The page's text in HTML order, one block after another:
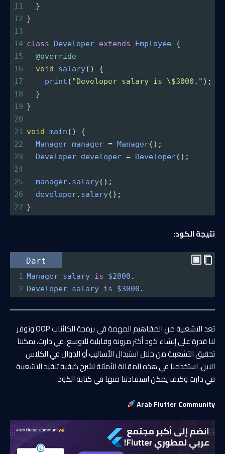
11
  }
12 }
13
14 class Developer extends Employee {
15
@override
16
void salary() {
17
print ( "Developer salary is \$3000." );
18
  }
19 }
20
21 void main () {
22
Manager manager = Manager();
23
Developer developer = Developer();
24
25
manager. salary();
26
developer. salary();
27 }
نتيجة الكود:
Dart
1 Manager salary is $2000 .
2 Developer salary is $3000 .
تعد التشعبية من المفاهيم المهمة في برمجة الكائنات OOP وتوفر
لنا قدرة على إنشاء كود أكثر مرونة وقابلية للتوسع. في دارت، يمكننا
تحقيق التشعبية من خلال استبدال الأساليب أو الدوال في الكلاس
الابن. استخدمنا في هذه المقالة الأمثلة لشرح كيفية تنفيذ التشعبية
في دارت وكيف يمكن استفادتنا منها في كتابة الكود.
Arab Flutter Community